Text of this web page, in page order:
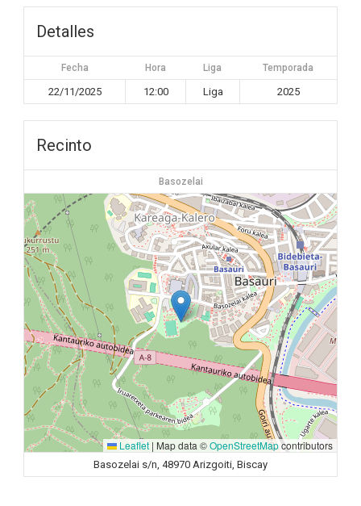
Detalles
Fecha Hora Liga Temporada
22/11/2025 12:00 Liga 2025
Recinto
Basozelai
Leaflet | Map data ©OpenStreetMapcontributors
Basozelai s/n, 48970 Arizgoiti, Biscay